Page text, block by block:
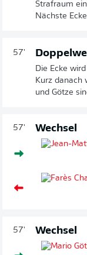
Strafraum
Nächste
57'
Die Ecke
Kurz danach
und Götze
57' Wechsel
57' Wechsel